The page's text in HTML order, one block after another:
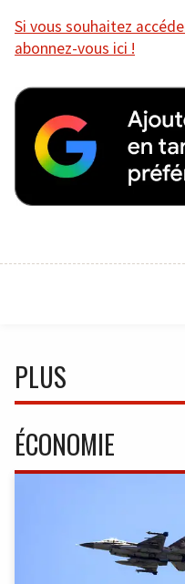
Si vous souhaitez
abonnez-vous ici !
PLUS
ÉCONOMIE